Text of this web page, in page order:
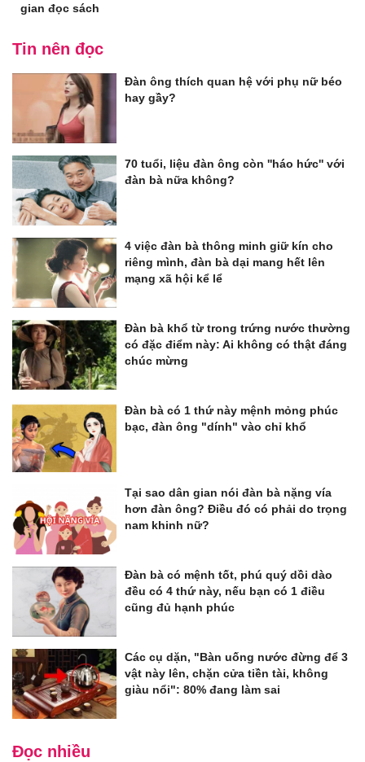
gian đọc sách
Tin nên đọc
Đàn ông thích quan hệ với phụ nữ béo
hay gầy?
70 tuổi, liệu đàn ông còn ''háo hức'' với
đàn bà nữa không?
4 việc đàn bà thông minh giữ kín cho
riêng mình, đàn bà dại mang hết lên
mạng xã hội kể lể
Đàn bà khổ từ trong trứng nước thường
có đặc điểm này: Ai không có thật đáng
chúc mừng
Đàn bà có 1 thứ này mệnh mỏng phúc
bạc, đàn ông "dính" vào chỉ khổ
Tại sao dân gian nói đàn bà nặng vía
hơn đàn ông? Điều đó có phải do trọng
nam khinh nữ?
Đàn bà có mệnh tốt, phú quý dồi dào
đều có 4 thứ này, nếu bạn có 1 điều
cũng đủ hạnh phúc
Các cụ dặn, "Bàn uống nước đừng để 3
vật này lên, chặn cửa tiền tài, không
giàu nổi": 80% đang làm sai
Đọc nhiều